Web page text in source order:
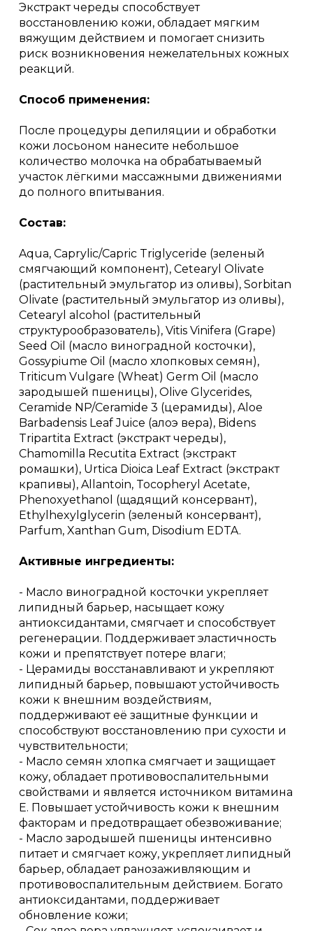
Экстракт череды способствует
восстановлению кожи, обладает мягким
вяжущим действием и помогает снизить
риск возникновения нежелательных кожных
реакций.
Способ применения:
После процедуры депиляции и обработки
кожи лосьоном нанесите небольшое
количество молочка на обрабатываемый
участок лёгкими массажными движениями
до полного впитывания.
Состав:
Aqua, Caprylic/Capric Triglyceride (зеленый
смягчающий компонент), Cetearyl Olivate
(растительный эмульгатор из оливы), Sorbitan
Olivate (растительный эмульгатор из оливы),
Cetearyl alcohol (растительный
структурообразователь), Vitis Vinifera (Grape)
Seed Oil (масло виноградной косточки),
Gossypiume Oil (масло хлопковых семян),
Triticum Vulgare (Wheat) Germ Oil (масло
зародышей пшеницы), Olive Glycerides,
Ceramide NP/Ceramide 3 (церамиды), Aloe
Barbadensis Leaf Juice (алоэ вера), Bidens
Tripartita Extract (экстракт череды),
Chamomilla Recutita Extract (экстракт
ромашки), Urtica Dioica Leaf Extract (экстракт
крапивы), Allantoin, Tocopheryl Acetate,
Phenoxyethanol (щадящий консервант),
Ethylhexylglycerin (зеленый консервант),
Parfum, Xanthan Gum, Disodium EDTA.
Активные ингредиенты:
- Масло виноградной косточки укрепляет
липидный барьер, насыщает кожу
антиоксидантами, смягчает и способствует
регенерации. Поддерживает эластичность
кожи и препятствует потере влаги;
- Церамиды восстанавливают и укрепляют
липидный барьер, повышают устойчивость
кожи к внешним воздействиям,
поддерживают её защитные функции и
способствуют восстановлению при сухости и
чувствительности;
- Масло семян хлопка смягчает и защищает
кожу, обладает противовоспалительными
свойствами и является источником витамина
Е. Повышает устойчивость кожи к внешним
факторам и предотвращает обезвоживание;
- Масло зародышей пшеницы интенсивно
питает и смягчает кожу, укрепляет липидный
барьер, обладает ранозаживляющим и
противовоспалительным действием. Богато
антиоксидантами, поддерживает
обновление кожи;